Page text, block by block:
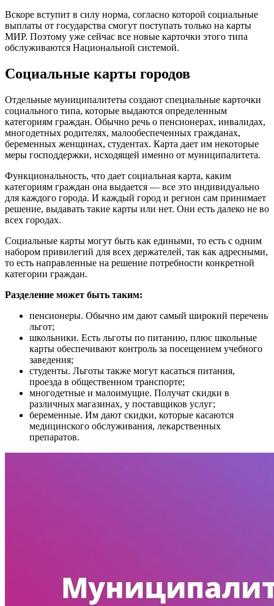
Вскоре вступит в силу норма, согласно которой социальные
выплаты от государства смогут поступать только на карты
МИР. Поэтому уже сейчас все новые карточки этого типа
обслуживаются Национальной системой.
Социальные карты городов
Отдельные муниципалитеты создают специальные карточки
социального типа, которые выдаются определенным
категориям граждан. Обычно речь о пенсионерах, инвалидах,
многодетных родителях, малообеспеченных гражданах,
беременных женщинах, студентах. Карта дает им некоторые
меры господдержки, исходящей именно от муниципалитета.
Функциональность, что дает социальная карта, каким
категориям граждан она выдается — все это индивидуально
для каждого города. И каждый город и регион сам принимает
решение, выдавать такие карты или нет. Они есть далеко не во
всех городах.
Социальные карты могут быть как едиными, то есть с одним
набором привилегий для всех держателей, так как адресными,
то есть направленные на решение потребности конкретной
категории граждан.
Разделение может быть таким:
пенсионеры. Обычно им дают самый широкий перечень
льгот;
школьники. Есть льготы по питанию, плюс школьные
карты обеспечивают контроль за посещением учебного
заведения;
студенты. Льготы также могут касаться питания,
проезда в общественном транспорте;
многодетные и малоимущие. Получат скидки в
различных магазинах, у поставщиков услуг;
беременные. Им дают скидки, которые касаются
медицинского обслуживания, лекарственных
препаратов.